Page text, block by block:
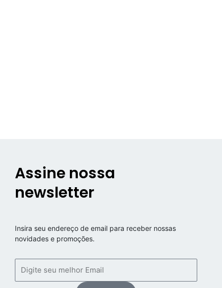
Assine nossa
newsletter
Insira seu endereço de email para receber nossas
novidades e promoções.